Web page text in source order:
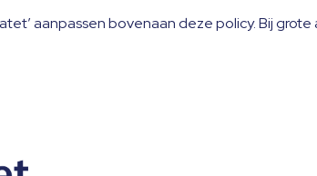
aanpassen bovenaan deze policy. Bij